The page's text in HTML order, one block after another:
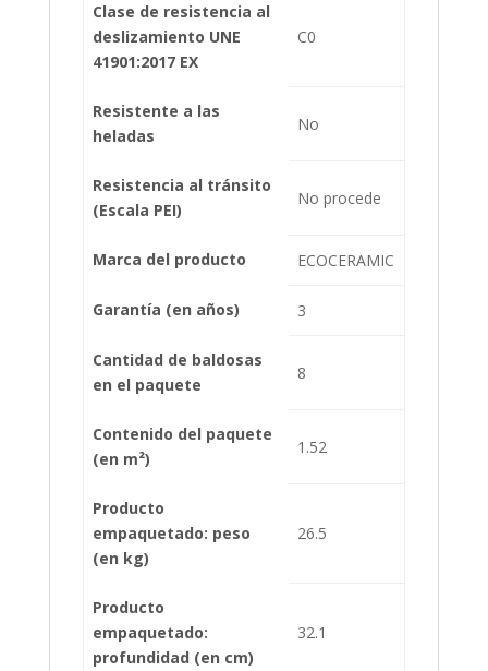
Clase de resistencia al
deslizamiento UNE
41901:2017 EX
C0
Resistente a las
heladas
No
Resistencia al tránsito
(Escala PEI)
No procede
Marca del producto ECOCERAMIC
Garantía (en años) 3
Cantidad de baldosas
en el paquete
8
Contenido del paquete
(en m²)
1.52
Producto
empaquetado: peso
(en kg)
26.5
Producto
empaquetado:
profundidad (en cm)
32.1